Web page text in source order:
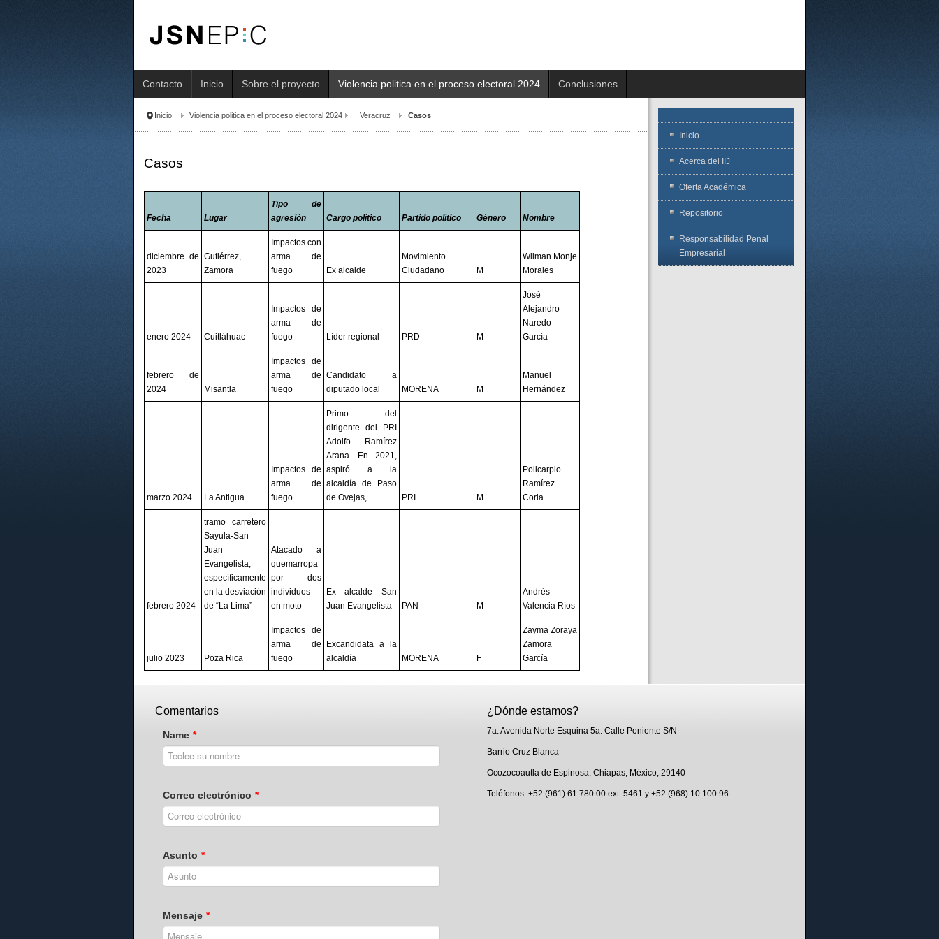
Contacto Inicio Sobre el proyecto Violencia politica en el proceso electoral 2024 Conclusiones
Inicio Violencia politica en el proceso electoral 2024 Veracruz Casos
Casos
Fecha Lugar
Tipo de
agresión
Cargo político Partido político Género Nombre
diciembre de
2023
Gutiérrez,
Zamora
Impactos con
arma de
fuego
Ex alcalde
Movimiento
Ciudadano
M
Wilman Monje
Morales
enero 2024 Cuitláhuac
Impactos de
arma de
fuego
Líder regional PRD M
José
Alejandro
Naredo
García
febrero de
2024
Misantla
Impactos de
arma de
fuego
Candidato a
diputado local
MORENA M
Manuel
Hernández
marzo 2024 La Antigua.
Impactos de
arma de
fuego
Primo del
dirigente del PRI
Adolfo Ramírez
Arana. En 2021,
aspiró a la
alcaldía de Paso
de Ovejas,
PRI M
Policarpio
Ramírez
Coria
febrero 2024
tramo carretero
Sayula-San
Juan
Evangelista,
específicamente
en la desviación
de “La Lima”
Atacado a
quemarropa
por dos
individuos
en moto
Ex alcalde San
Juan Evangelista
PAN M
Andrés
Valencia Ríos
julio 2023 Poza Rica
Impactos de
arma de
fuego
Excandidata a la
alcaldía
MORENA F
Zayma Zoraya
Zamora
García
Inicio
Acerca del IIJ
Oferta Académica
Repositorio
Responsabilidad Penal
Empresarial
Comentarios
Name *
Correo electrónico *
Asunto *
Mensaje *
¿Dónde estamos?
7a. Avenida Norte Esquina 5a. Calle Poniente S/N
Barrio Cruz Blanca
Ocozocoautla de Espinosa, Chiapas, México, 29140
Teléfonos: +52 (961) 61 780 00 ext. 5461 y +52 (968) 10 100 96